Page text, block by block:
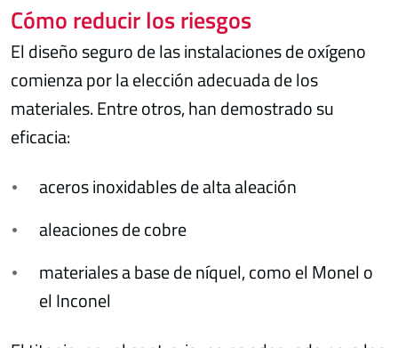
Cómo reducir los riesgos
El diseño seguro de las instalaciones de oxígeno
comienza por la elección adecuada de los
materiales. Entre otros, han demostrado su
eficacia:
aceros inoxidables de alta aleación
aleaciones de cobre
materiales a base de níquel, como el Monel o
el Inconel